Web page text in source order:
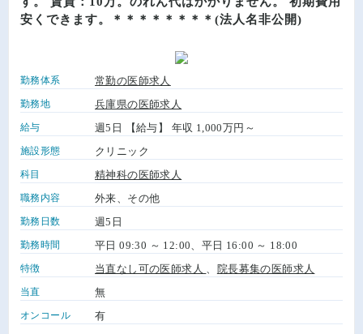
安くできます。＊＊＊＊＊＊＊＊(法人名非公開)
勤務体系 常勤の医師求人
勤務地 兵庫県の医師求人
給与 週5日 【給与】 年収 1,000万円～
施設形態 クリニック
科目 精神科の医師求人
職務内容 外来、その他
勤務日数 週5日
勤務時間 平日 09:30 ～ 12:00、平日 16:00 ～ 18:00
特徴 当直なし可の医師求人 院長募集の医師求人
当直 無
オンコール 有